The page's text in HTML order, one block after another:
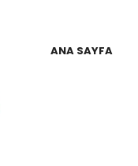
ANA SAYFA